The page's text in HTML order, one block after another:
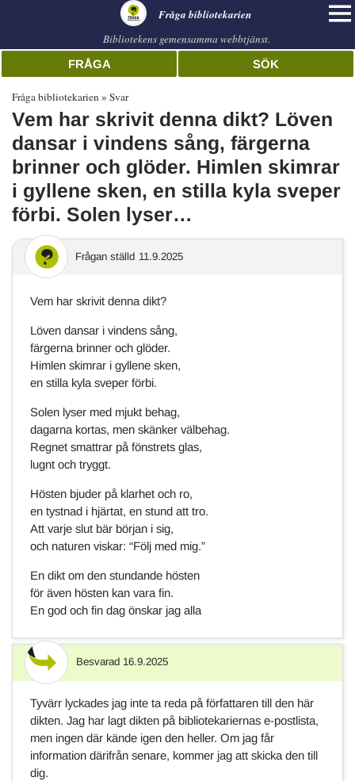
Fråga bibliotekarien
Bibliotekens gemensamma webbtjänst.
FRÅGA SÖK
Fråga bibliotekarien Svar
Vem har skrivit denna dikt? Löven
dansar i vindens sång, färgerna
brinner och glöder. Himlen skimrar
i gyllene sken, en stilla kyla sveper
förbi. Solen lyser…
Frågan ställd 11.9.2025
Vem har skrivit denna dikt?
Löven dansar i vindens sång,
färgerna brinner och glöder.
Himlen skimrar i gyllene sken,
en stilla kyla sveper förbi.
Solen lyser med mjukt behag,
dagarna kortas, men skänker välbehag.
Regnet smattrar på fönstrets glas,
lugnt och tryggt.
Hösten bjuder på klarhet och ro,
en tystnad i hjärtat, en stund att tro.
Att varje slut bär början i sig,
och naturen viskar: “Följ med mig.”
En dikt om den stundande hösten
för även hösten kan vara fin.
En god och fin dag önskar jag alla
Svar Besvarad 16.9.2025
Tyvärr lyckades jag inte ta reda på författaren till den här
dikten.Jag har lagt dikten på bibliotekariernas e-postlista,
men ingen där kände igen den heller. Om jag får
information därifrån senare, kommer jag attskickaden till
dig.